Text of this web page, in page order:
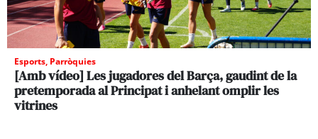
Esports, Parròquies
[Amb vídeo] Les jugadores del Barça, gaudint de la
pretemporada al Principat i anhelant omplir les
vitrines